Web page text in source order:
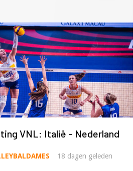
VNL: Italië - Nederland
18 dagen geleden